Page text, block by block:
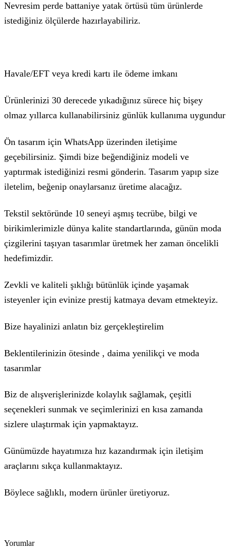
Nevresim perde battaniye yatak örtüsü tüm ürünlerde
istediğiniz ölçülerde hazırlayabiliriz.
Havale/EFT veya kredi kartı ile ödeme imkanı
Ürünlerinizi 30 derecede yıkadığınız sürece hiç bişey
olmaz yıllarca kullanabilirsiniz günlük kullanıma uygundur
Ön tasarım için WhatsApp üzerinden iletişime
geçebilirsiniz. Şimdi bize beğendiğiniz modeli ve
yaptırmak istediğinizi resmi gönderin. Tasarım yapıp size
iletelim, beğenip onaylarsanız üretime alacağız.
Tekstil sektöründe 10 seneyi aşmış tecrübe, bilgi ve
birikimlerimizle dünya kalite standartlarında, günün moda
çizgilerini taşıyan tasarımlar üretmek her zaman öncelikli
hedefimizdir.
Zevkli ve kaliteli şıklığı bütünlük içinde yaşamak
isteyenler için evinize prestij katmaya devam etmekteyiz.
Bize hayalinizi anlatın biz gerçekleştirelim
Beklentilerinizin ötesinde , daima yenilikçi ve moda
tasarımlar
Biz de alışverişlerinizde kolaylık sağlamak, çeşitli
seçenekleri sunmak ve seçimlerinizi en kısa zamanda
sizlere ulaştırmak için yapmaktayız.
Günümüzde hayatımıza hız kazandırmak için iletişim
araçlarını sıkça kullanmaktayız.
Böylece sağlıklı, modern ürünler üretiyoruz.
Yorumlar